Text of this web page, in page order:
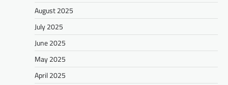
August 2025
July 2025
June 2025
May 2025
April 2025